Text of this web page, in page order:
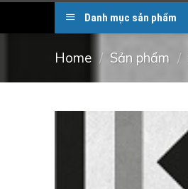
Danh mục sản phẩm
Home / Sản phẩm /